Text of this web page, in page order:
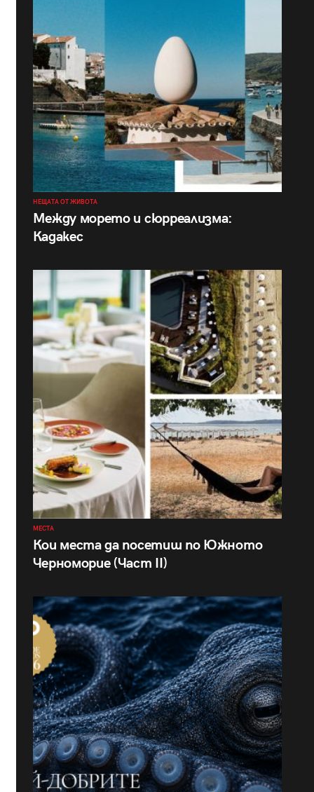
НЕЩАТА ОТ ЖИВОТА
Между морето и сюрреализма:
Кадакес
МЕСТА
Кои места да посетиш по Южното
Черноморие (Част II)